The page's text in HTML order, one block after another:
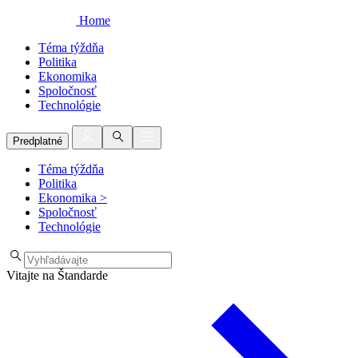
Home
Téma týždňa
Politika
Ekonomika
Spoločnosť
Technológie
Predplatné
Téma týždňa
Politika
Ekonomika >
Spoločnosť
Technológie
Vitajte na Štandarde